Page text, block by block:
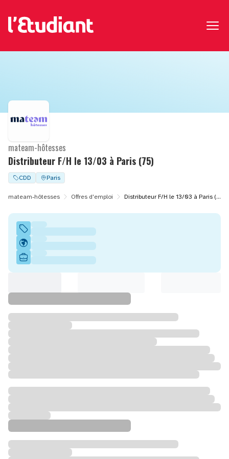
Distributeur F/H le 13/03 à Paris (75)
mateam-hôtesses
CDD Paris
mateam-hôtesses Offres d'emploi Distributeur F/H le 13/03 à Paris (75)